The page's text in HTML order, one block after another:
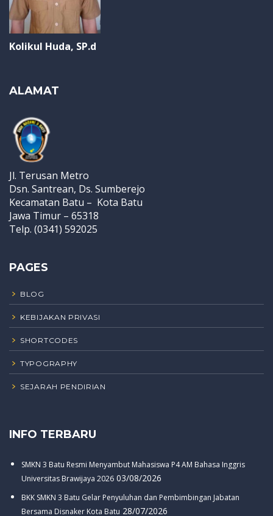
Kolikul Huda, SP.d
ALAMAT
Jl. Terusan Metro
Dsn. Santrean, Ds. Sumberejo
Kecamatan Batu – Kota Batu
Jawa Timur – 65318
Telp. (0341) 592025
PAGES
BLOG
KEBIJAKAN PRIVASI
SHORTCODES
TYPOGRAPHY
SEJARAH PENDIRIAN
INFO TERBARU
SMKN 3 Batu Resmi Menyambut Mahasiswa P4 AM Bahasa Inggris
Universitas Brawijaya 2026 03/08/2026
BKK SMKN 3 Batu Gelar Penyuluhan dan Pembimbingan Jabatan
Bersama Disnaker Kota Batu 28/07/2026